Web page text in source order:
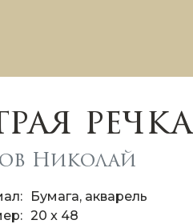
речка
Николай
Бумага, акварель
20 x 48